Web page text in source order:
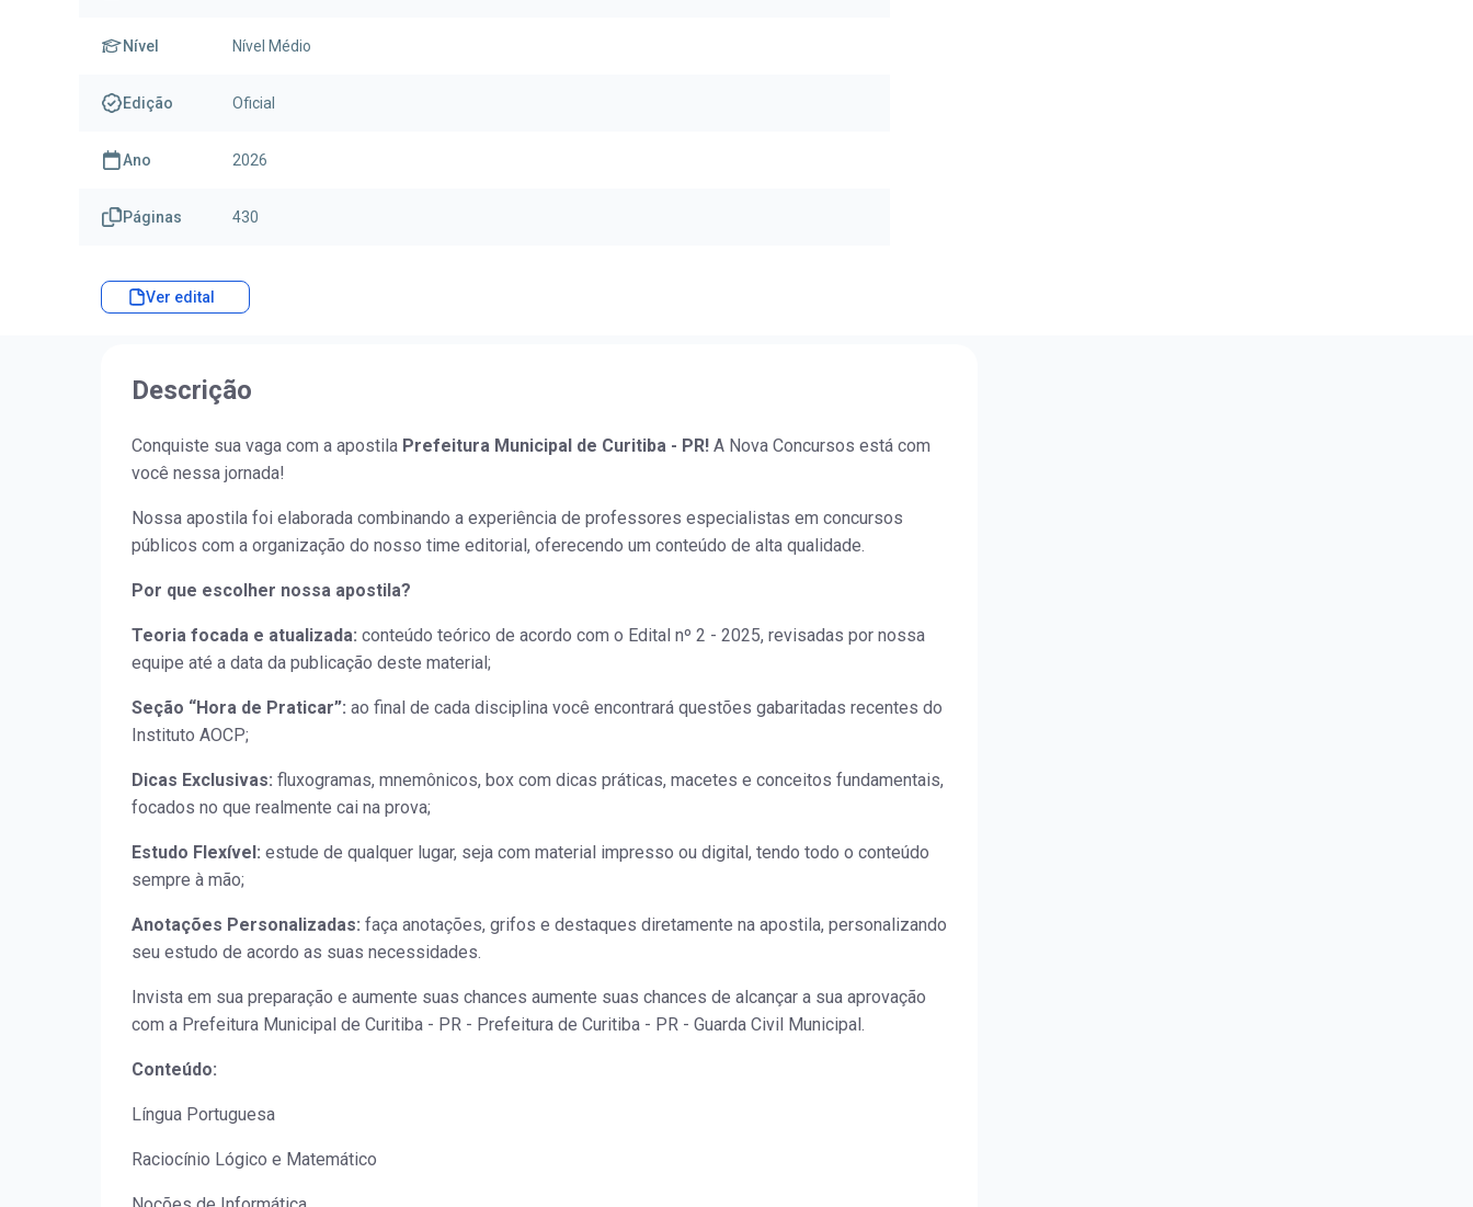
Nível Nível Médio
Edição Oficial
Ano 2026
Páginas 430
Ver edital
Descrição
Conquiste sua vaga com a apostila Prefeitura Municipal de Curitiba - PR! A Nova Concursos está com
você nessa jornada!
Nossa apostila foi elaborada combinando a experiência de professores especialistas em concursos
públicos com a organização do nosso time editorial, oferecendo um conteúdo de alta qualidade.
Por que escolher nossa apostila?
Teoria focada e atualizada: conteúdo teórico de acordo com o Edital nº 2 - 2025, revisadas por nossa
equipe até a data da publicação deste material;
Seção “Hora de Praticar”: ao final de cada disciplina você encontrará questões gabaritadas recentes do
Instituto AOCP;
Dicas Exclusivas: fluxogramas, mnemônicos, box com dicas práticas, macetes e conceitos fundamentais,
focados no que realmente cai na prova;
Estudo Flexível: estude de qualquer lugar, seja com material impresso ou digital, tendo todo o conteúdo
sempre à mão;
Anotações Personalizadas: faça anotações, grifos e destaques diretamente na apostila, personalizando
seu estudo de acordo as suas necessidades.
Invista em sua preparação e aumente suas chances aumente suas chances de alcançar a sua aprovação
com a Prefeitura Municipal de Curitiba - PR - Prefeitura de Curitiba - PR - Guarda Civil Municipal.
Conteúdo:
Língua Portuguesa
Raciocínio Lógico e Matemático